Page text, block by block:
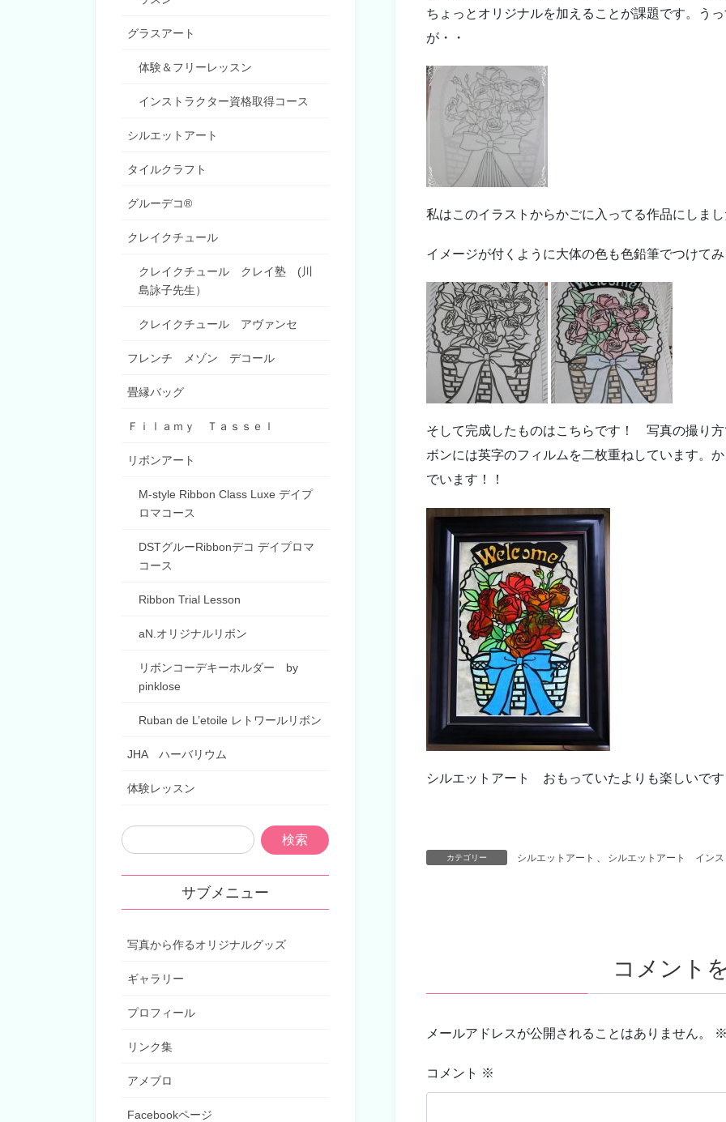
ちょっとオリジナルを加えることが課題です。う
が・・
私はこのイラストからかごに入ってる作品にしま
イメージが付くように大体の色も色鉛筆でつけて
そして完成したものはこちらです！ 写真の撮り
ボンには英字のフィルムを二枚重ねしています。
でいます！！
シルエットアート おもっていたよりも楽しいで
カテゴリー シルエットアート 、 シルエットアート インス
コメント
メールアドレスが公開されることはありません。
コメント ※
グラスアート
体験＆フリーレッスン
インストラクター資格取得コース
シルエットアート
タイルクラフト
グルーデコ®
クレイクチュール
クレイクチュール クレイ塾 (川
島詠子先生）
クレイクチュール アヴァンセ
フレンチ メゾン デコール
畳縁バッグ
Ｆｉｌａｍｙ Ｔａｓｓｅｌ
リボンアート
M-style Ribbon Class Luxe デイプ
ロマコース
DSTグルーRibbonデコ デイプロマ
コース
Ribbon Trial Lesson
aN.オリジナルリボン
リボンコーデキーホルダー by
pinklose
Ruban de L’etoile レトワールリボン
JHA ハーバリウム
体験レッスン
サブメニュー
写真から作るオリジナルグッズ
ギャラリー
プロフィール
リンク集
アメブロ
Facebookページ